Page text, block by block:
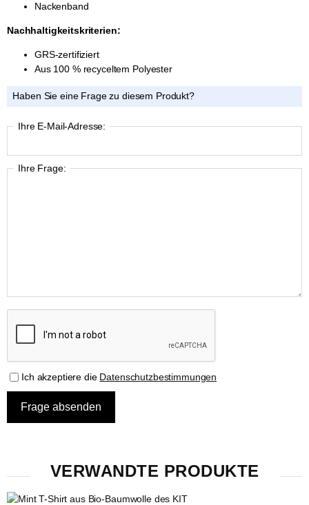
Nackenband
Nachhaltigkeitskriterien:
GRS-zertifiziert
Aus 100 % recyceltem Polyester
Haben Sie eine Frage zu diesem Produkt?
Ihre E-Mail-Adresse:
Ihre Frage:
Ich akzeptiere die Datenschutzbestimmungen
VERWANDTE PRODUKTE